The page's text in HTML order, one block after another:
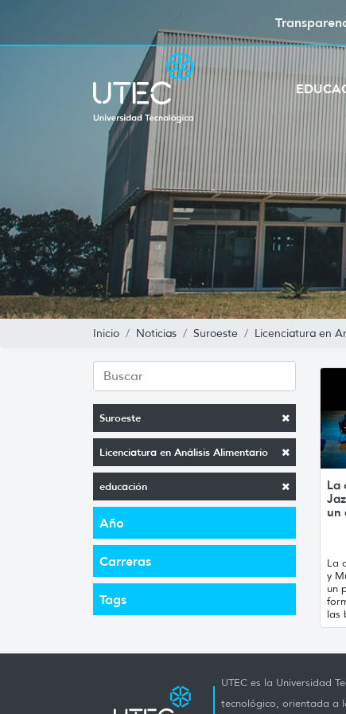
Inicio Noticias Suroeste Licenciatura en
Suroeste
Licenciatura en Análisis Alimentario
educación
Año
Carreras
Tags
La
un
La
y
un
las
UTEC es la Universidad
tecnológico, orientada a